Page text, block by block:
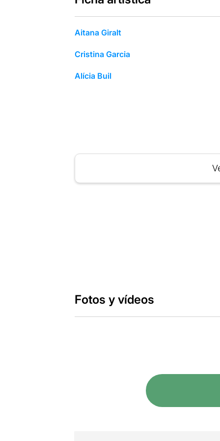
Aitana Giralt
Cristina Garcia
Alícia Buil
Fotos y vídeos